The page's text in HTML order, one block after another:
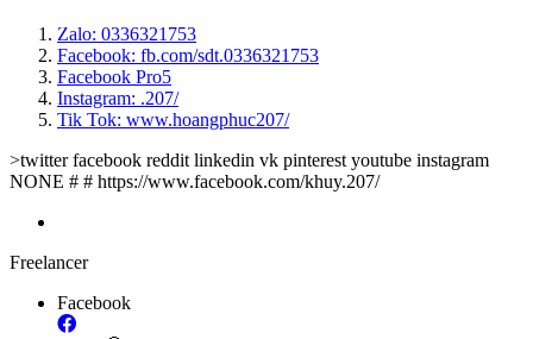
Zalo: 0336321753
Facebook: fb.com/sdt.0336321753
Facebook Pro5
Instagram: .207/
Tik Tok: www.hoangphuc207/
>twitterfacebook reddit linkedin vk pinterest youtube instagram
NONE # # https://www.facebook.com/khuy.207/
•
Freelancer
Facebook